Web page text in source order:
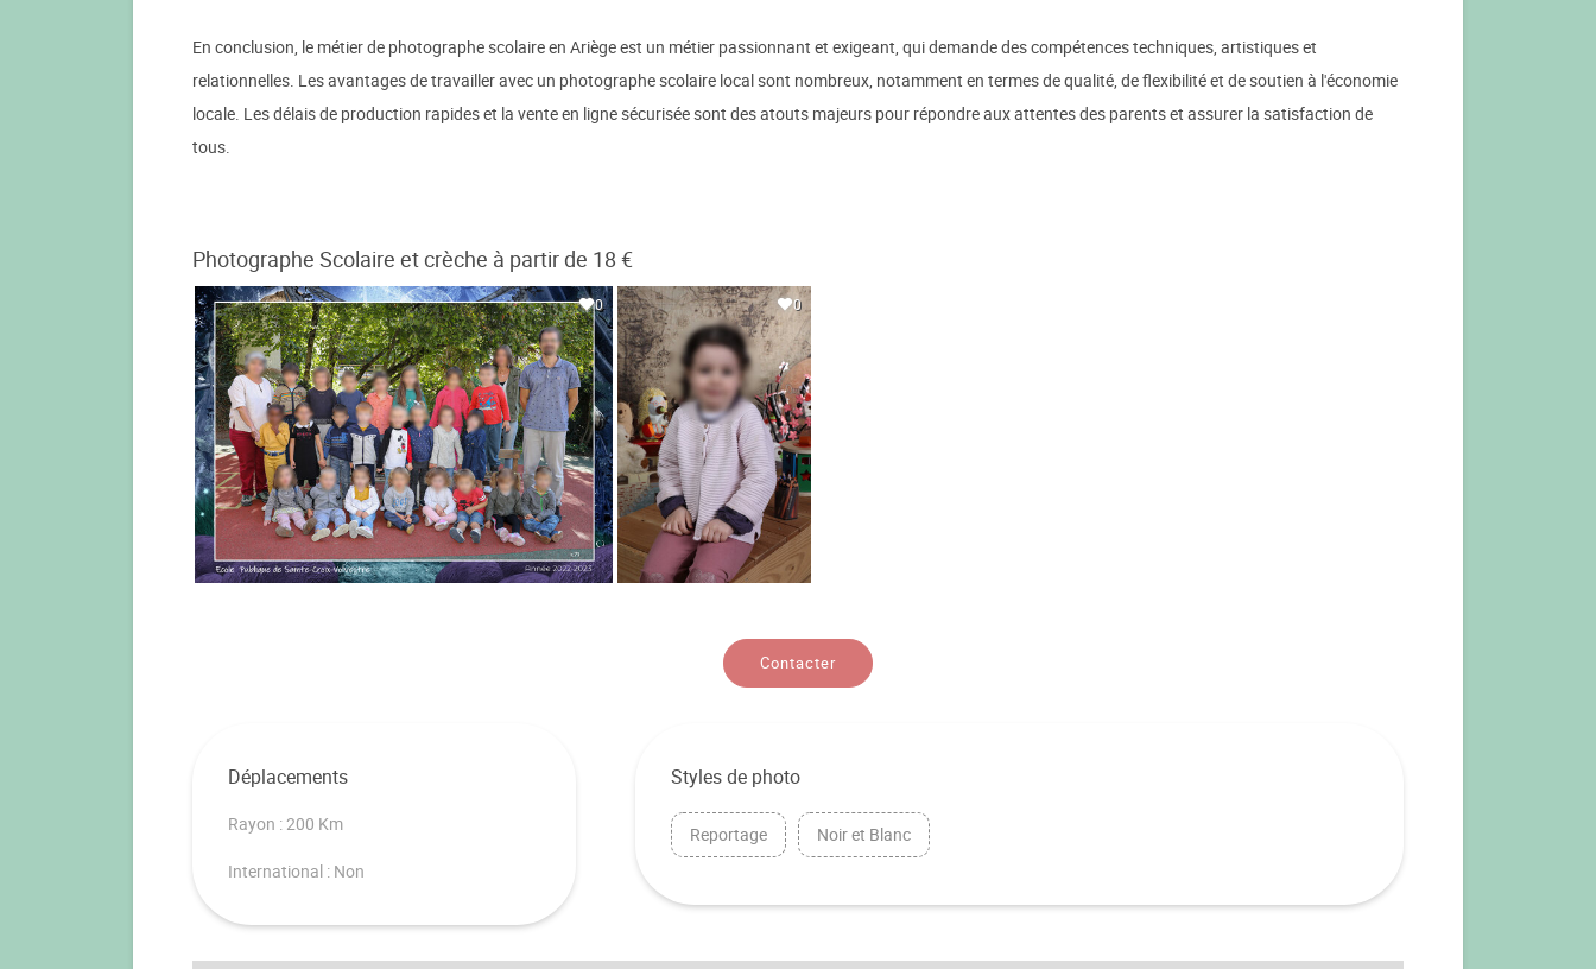
En conclusion, le métier de photographe scolaire en Ariège est un métier passionnant et exigeant, qui demande des compétences techniques, artistiques et
relationnelles. Les avantages de travailler avec un photographe scolaire local sont nombreux, notamment en termes de qualité, de flexibilité et de soutien à l'économie
locale. Les délais de production rapides et la vente en ligne sécurisée sont des atouts majeurs pour répondre aux attentes des parents et assurer la satisfaction de
tous.
Photographe Scolaire et crèche à partir de 18 €
0 0
Contacter
Déplacements
Rayon : 200 Km
International : Non
Styles de photo
Reportage Noir et Blanc